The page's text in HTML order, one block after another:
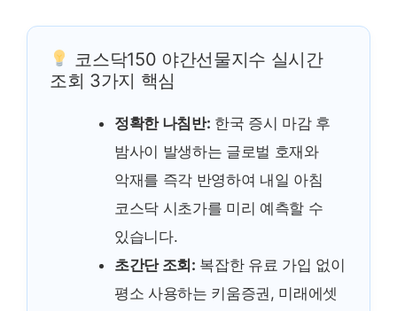
코스닥150 야간선물지수 실시간
조회 3가지 핵심
정확한 나침반: 한국 증시 마감 후
밤사이 발생하는 글로벌 호재와
악재를 즉각 반영하여 내일 아침
코스닥 시초가를 미리 예측할 수
있습니다.
초간단 조회: 복잡한 유료 가입 없이
평소 사용하는 키움증권, 미래에셋